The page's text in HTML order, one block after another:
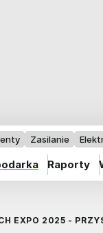
Zasilanie
Raporty
EXPO 2025 -